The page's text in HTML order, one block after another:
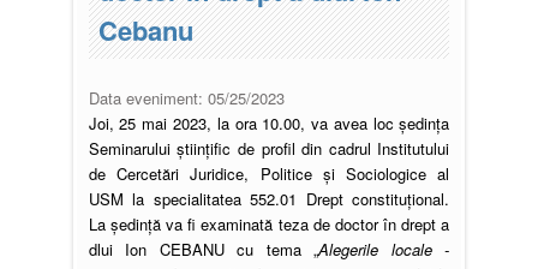
Cebanu
Data eveniment: 05/25/2023
Joi, 25 mai 2023, la ora 10.00, va avea loc ședința
Seminarului științific de profil din cadrul Institutului
de Cercetări Juridice, Politice și Sociologice al
USM la specialitatea 552.01 Drept constituțional.
La ședință va fi examinată teza de doctor în drept a
dlui Ion CEBANU cu tema „Alegerile locale -